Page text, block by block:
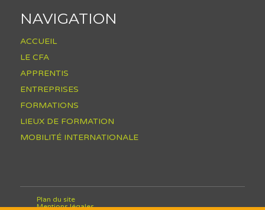
NAVIGATION
ACCUEIL
LE CFA
APPRENTIS
ENTREPRISES
FORMATIONS
LIEUX DE FORMATION
MOBILITÉ INTERNATIONALE
Plan du site
Mentions légales